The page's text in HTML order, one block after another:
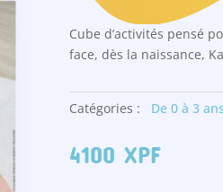
Cube d’activités pensé
face, dès la naissance,
Catégories : De 0 à 3 ans
4100XPF